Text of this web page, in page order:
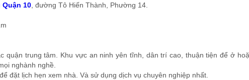
10 , đường Tô Hiến Thành, Phường 14.
quận trung tâm. Khu vực an ninh yên tĩnh, dân trí cao, thuận tiện để ở
nghành nghề.
đặt lịch hẹn xem nhà. Và sử dụng dịch vụ chuyên nghiệp nhất.